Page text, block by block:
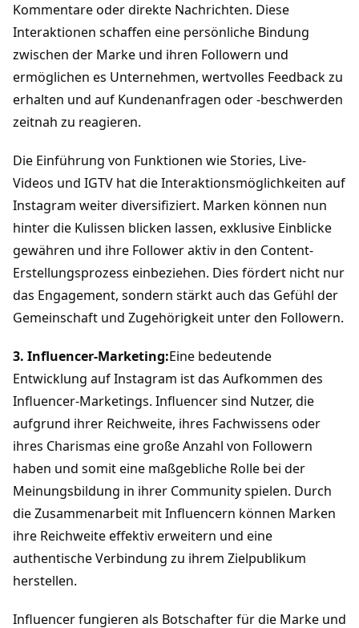
Kommentare oder direkte Nachrichten. Diese
Interaktionen schaffen eine persönliche Bindung
zwischen der Marke und ihren Followern und
ermöglichen es Unternehmen, wertvolles Feedback zu
erhalten und auf Kundenanfragen oder -beschwerden
zeitnah zu reagieren.
Die Einführung von Funktionen wie Stories, Live-
Videos und IGTV hat die Interaktionsmöglichkeiten auf
Instagram weiter diversifiziert. Marken können nun
hinter die Kulissen blicken lassen, exklusive Einblicke
gewähren und ihre Follower aktiv in den Content-
Erstellungsprozess einbeziehen. Dies fördert nicht nur
das Engagement, sondern stärkt auch das Gefühl der
Gemeinschaft und Zugehörigkeit unter den Followern.
3. Influencer-Marketing:Eine bedeutende
Entwicklung auf Instagram ist das Aufkommen des
Influencer-Marketings. Influencer sind Nutzer, die
aufgrund ihrer Reichweite, ihres Fachwissens oder
ihres Charismas eine große Anzahl von Followern
haben und somit eine maßgebliche Rolle bei der
Meinungsbildung in ihrer Community spielen. Durch
die Zusammenarbeit mit Influencern können Marken
ihre Reichweite effektiv erweitern und eine
authentische Verbindung zu ihrem Zielpublikum
herstellen.
Influencer fungieren als Botschafter für die Marke und